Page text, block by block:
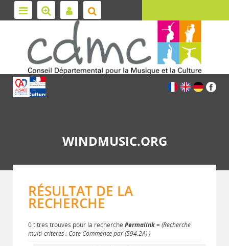
WINDMUSIC.ORG
RÉSULTAT DE LA
RECHERCHE
0 titres trouvés pour la recherche Permalink= (Recherche
multi-critères : Cote Commence par (594.2A) )